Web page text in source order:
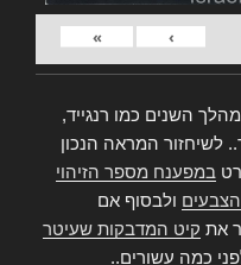
›
»
השנים כמו רנגייד,
לשיחזור המראה הנכון
במפענח מספר הזיהוי
ולבסוף אם
את קיט המדבקות שעיטר
כמה עשורים..